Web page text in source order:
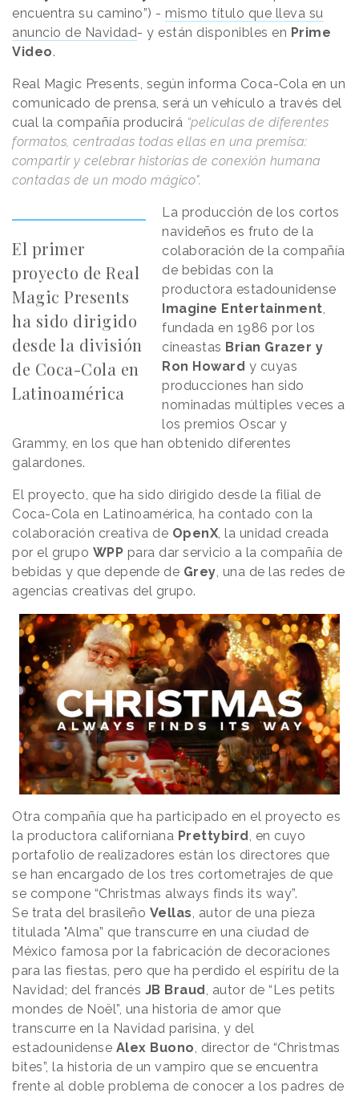
encuentra su camino”) - mismo título que lleva su
anuncio de Navidad- y están disponibles en Prime
Video.
Real Magic Presents, según informa Coca-Cola en un
comunicado de prensa, será un vehículo a través del
cual la compañía producirá “películas de diferentes
formatos, centradas todas ellas en una premisa:
compartir y celebrar historias de conexión humana
contadas de un modo mágico".
El primer
proyecto de Real
Magic Presents
ha sido dirigido
desde la división
de Coca-Cola en
Latinoamérica
La producción de los cortos
navideños es fruto de la
colaboración de la compañía
de bebidas con la
productora estadounidense
Imagine Entertainment
fundada en 1986 por los
cineastas Brian Grazer y
Ron Howard y cuyas
producciones han sido
nominadas múltiples veces a
los premios Oscar y
Grammy, en los que han obtenido diferentes
galardones.
El proyecto, que ha sido dirigido desde la filial de
Coca-Cola en Latinoamérica, ha contado con la
colaboración creativa de OpenX , la unidad creada
por el grupo WPP para dar servicio a la compañía de
bebidas y que depende de Grey , una de las redes de
agencias creativas del grupo.
Otra compañía que ha participado en el proyecto es
la productora californiana Prettybird, en cuyo
portafolio de realizadores están los directores que
se han encargado de los tres cortometrajes de que
se compone “Christmas always finds its way”.
Se trata del brasileño Vellas, autor de una pieza
titulada "Alma” que transcurre en una ciudad de
México famosa por la fabricación de decoraciones
para las fiestas, pero que ha perdido el espíritu de la
Navidad; del francés JB Braud, autor de “Les petits
mondes de Noël”, una historia de amor que
transcurre en la Navidad parisina, y del
estadounidense Alex Buono, director de “Christmas
bites”, la historia de un vampiro que se encuentra
frente al doble problema de conocer a los padres de